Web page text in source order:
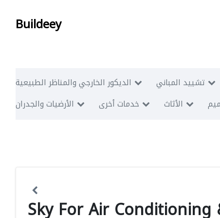
Buildeey
الديكور الخارجي والمناظر الطبيعية تشييد المباني
الأرضيات والجدران
خدمات أخرى الأثاث
Sky For Air